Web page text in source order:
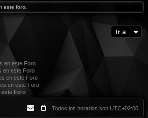
este foro.
Ir a
en este Foro
en este Foro
en este Foro
en este Foro
este Foro
Todos los horarios son UTC+02:00